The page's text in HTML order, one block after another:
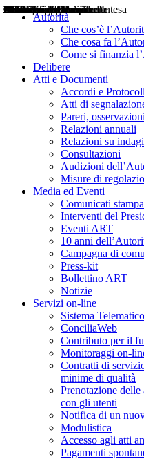
Autorità
Che cos’è
Che cosa fa
Come si finanzia
Delibere
Atti e Documenti
Accordi e
Atti di
Pareri,
Relazioni annuali
Relazioni su
Consultazioni
Audizioni
Misure di
Media ed Eventi
Comunicati stampa
Interventi del
Eventi ART
10 anni
Campagna di
Press-kit
Bollettino ART
Notizie
Servizi on-line
Sistema
ConciliaWeb
Contributo per il
Monitoraggi on-
Contratti di
minime di qualità
Prenotazione
con gli utenti
Notifica di un
Modulistica
Accesso agli atti
Pagamenti
Delibere
Pareri
Consultazioni
Audizioni
Atti di Segnalazione
Accordi e Protocolli d'Intesa
Relazioni annuali
Misure di regolazione
Notizie
Comunicati Stampa
Bollettini ART
Convegni ART
Interviste del Presidente
Articoli in primo piano
Interventi del Presidente
2004
2005
2010
2013
2014
2015
2016
2017
2018
2019
202
2020
2021
2022
2023
2024
2025
2026
Aereo
Marittimo
Terrestre